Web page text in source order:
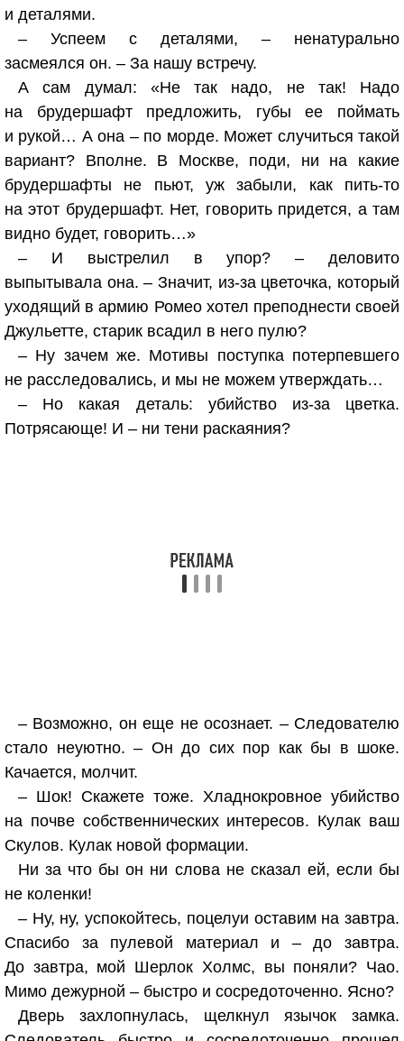
и деталями.
– Успеем с деталями, – ненатурально
засмеялся он. – За нашу встречу.
А сам думал: «Не так надо, не так! Надо
на брудершафт предложить, губы ее поймать
и рукой… А она – по морде. Может случиться такой
вариант? Вполне. В Москве, поди, ни на какие
брудершафты не пьют, уж забыли, как пить-то
на этот брудершафт. Нет, говорить придется, а там
видно будет, говорить…»
– И выстрелил в упор? – деловито
выпытывала она. – Значит, из-за цветочка, который
уходящий в армию Ромео хотел преподнести своей
Джульетте, старик всадил в него пулю?
– Ну зачем же. Мотивы поступка потерпевшего
не расследовались, и мы не можем утверждать…
– Но какая деталь: убийство из-за цветка.
Потрясающе! И – ни тени раскаяния?
– Возможно, он еще не осознает. – Следователю
стало неуютно. – Он до сих пор как бы в шоке.
Качается, молчит.
– Шок! Скажете тоже. Хладнокровное убийство
на почве собственнических интересов. Кулак ваш
Скулов. Кулак новой формации.
Ни за что бы он ни слова не сказал ей, если бы
не коленки!
– Ну, ну, успокойтесь, поцелуи оставим на завтра.
Спасибо за пулевой материал и – до завтра.
До завтра, мой Шерлок Холмс, вы поняли? Чао.
Мимо дежурной – быстро и сосредоточенно. Ясно?
Дверь захлопнулась, щелкнул язычок замка.